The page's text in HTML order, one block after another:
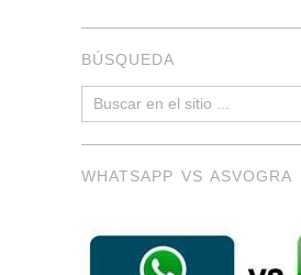
BÚSQUEDA
WHATSAPP VS ASVOGRA